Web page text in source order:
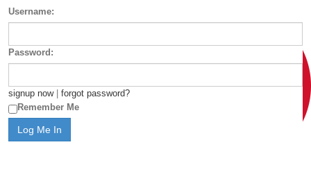
Username:
Password:
signup now| forgot password?
Remember Me